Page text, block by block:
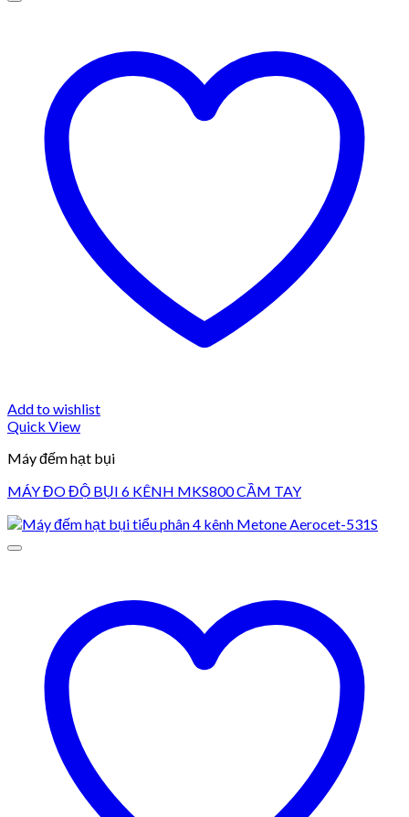
Add to wishlist
Quick View
Máy đếm hạt bụi
MÁY ĐO ĐỘ BỤI 6 KÊNH MKS800 CẦM TAY